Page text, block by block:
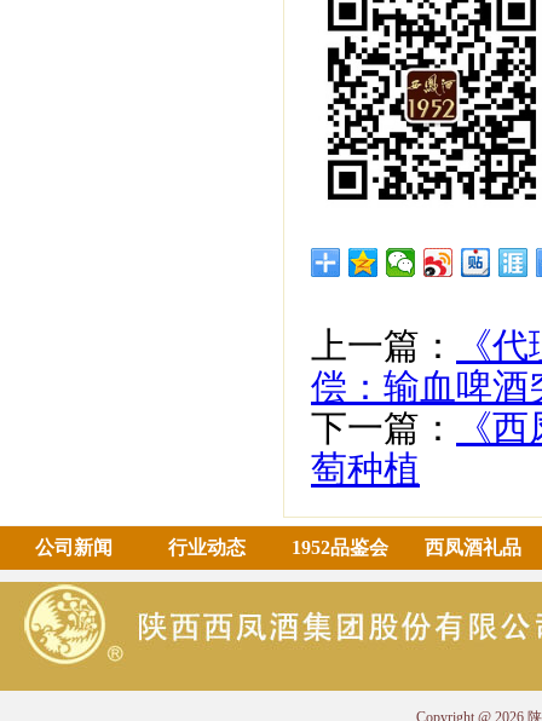
上一篇：
《
偿：输血啤酒
下一篇：
《
萄种植
公司新闻 行业动态 1952品鉴会 西凤酒礼品
Copyright @ 2026